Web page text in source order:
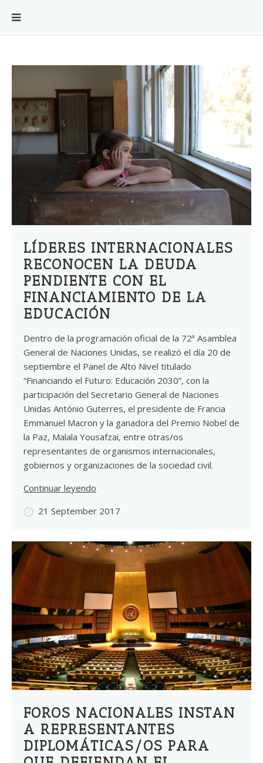
LÍDERES INTERNACIONALES
RECONOCEN LA DEUDA
PENDIENTE CON EL
FINANCIAMIENTO DE LA
EDUCACIÓN
Dentro de la programación oficial de la 72ª Asamblea
General de Naciones Unidas, se realizó el día 20 de
septiembre el Panel de Alto Nivel titulado
“Financiando el Futuro: Educación 2030”, con la
participación del Secretario General de Naciones
Unidas António Guterres, el presidente de Francia
Emmanuel Macron y la ganadora del Premio Nobel de
la Paz, Malala Yousafzai, entre otras/os
representantes de organismos internacionales,
gobiernos y organizaciones de la sociedad civil.
Continuar leyendo
21 September 2017
FOROS NACIONALES INSTAN
A REPRESENTANTES
DIPLOMÁTICAS/OS PARA